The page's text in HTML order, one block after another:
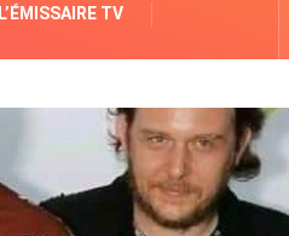
L’ÉMISSAIRE TV